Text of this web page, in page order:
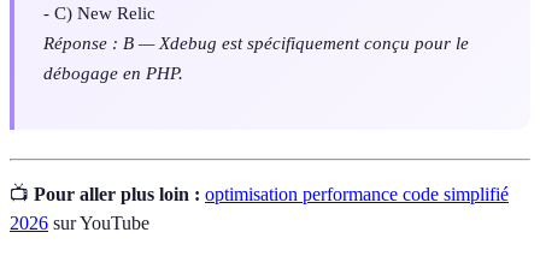
- C) New Relic
Réponse : B — Xdebug est spécifiquement conçu pour le
débogage en PHP.
📺 Pour aller plus loin : optimisation performance code simplifié
2026 sur YouTube